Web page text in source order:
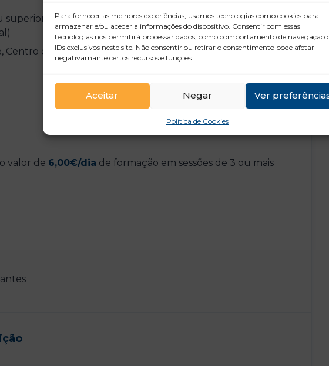
Para fornecer as melhores experiências, usamos tecnologias como cookies para
armazenar e/ou aceder a informações do dispositivo. Consentir com essas
tecnologias nos permitirá processar dados, como comportamento de navegação
IDs exclusivos neste site. Não consentir ou retirar o consentimento pode afetar
negativamante certos recursos e funções.
Aceitar Negar Ver
Política de Cookies
superior a 18 anos (independentemente do seu
Centro ou Alentejo
valor de 6,00€/dia de formação em sessões de 3 ou mais